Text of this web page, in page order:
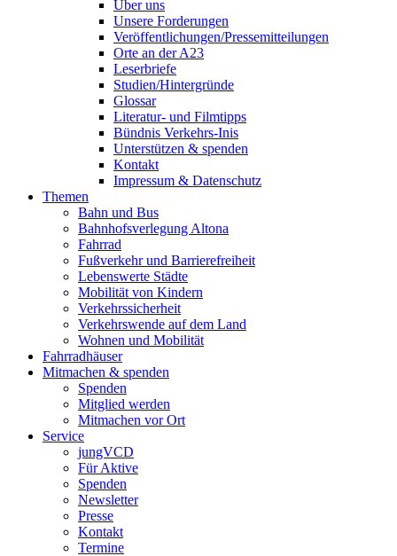
Über uns
Unsere Forderungen
Veröffentlichungen/Pressemitteilungen
Orte an der A23
Leserbriefe
Studien/Hintergründe
Glossar
Literatur- und Filmtipps
Bündnis Verkehrs-Inis
Unterstützen & spenden
Kontakt
Impressum & Datenschutz
Themen
Bahn und Bus
Bahnhofsverlegung Altona
Fahrrad
Fußverkehr und Barrierefreiheit
Lebenswerte Städte
Mobilität von Kindern
Verkehrssicherheit
Verkehrswende auf dem Land
Wohnen und Mobilität
Fahrradhäuser
Mitmachen & spenden
Spenden
Mitglied werden
Mitmachen vor Ort
Service
jungVCD
Für Aktive
Spenden
Newsletter
Presse
Kontakt
Termine